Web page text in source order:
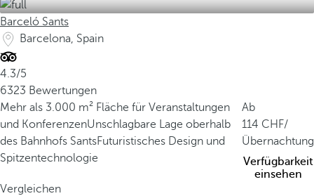
Barceló Sants
Barcelona, Spain
4.3/5
6323 Bewertungen
Mehr als 3.000 m² Fläche für Veranstaltungen
und KonferenzenUnschlagbare Lage oberhalb
des Bahnhofs SantsFuturistisches Design und
Spitzentechnologie
Ab
114
/
Übernachtung
Verfügbarkeit
einsehen
Vergleichen